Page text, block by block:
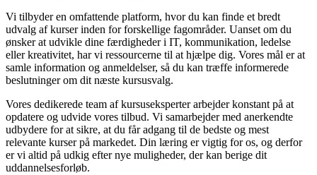
Vi tilbyder en omfattende platform, hvor du kan finde et bredt
udvalg af kurser inden for forskellige fagområder. Uanset om du
ønsker at udvikle dine færdigheder i IT, kommunikation, ledelse
eller kreativitet, har vi ressourcerne til at hjælpe dig. Vores mål er at
samle information og anmeldelser, så du kan træffe informerede
beslutninger om dit næste kursusvalg.
Vores dedikerede team af kursuseksperter arbejder konstant på at
opdatere og udvide vores tilbud. Vi samarbejder med anerkendte
udbydere for at sikre, at du får adgang til de bedste og mest
relevante kurser på markedet. Din læring er vigtig for os, og derfor
er vi altid på udkig efter nye muligheder, der kan berige dit
uddannelsesforløb.